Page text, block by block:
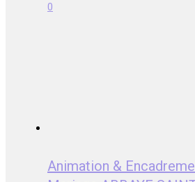
0
Animation &